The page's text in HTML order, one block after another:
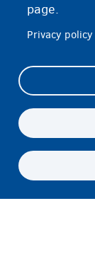
page.
Privacy policy
Footer
(menu)
Cookie
ጉዳይ
TI